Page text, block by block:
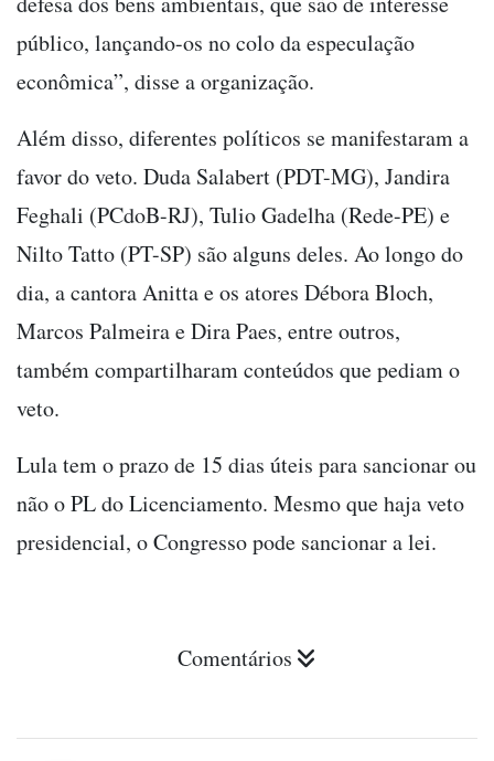
público, lançando-os no colo da especulação
econômica”, disse a organização.
Além disso, diferentes políticos se manifestaram a
favor do veto. Duda Salabert (PDT-MG), Jandira
Feghali (PCdoB-RJ), Tulio Gadelha (Rede-PE) e
Nilto Tatto (PT-SP) são alguns deles. Ao longo do
dia, a cantora Anitta e os atores Débora Bloch,
Marcos Palmeira e Dira Paes, entre outros,
também compartilharam conteúdos que pediam o
veto.
Lula tem o prazo de 15 dias úteis para sancionar ou
não o PL do Licenciamento. Mesmo que haja veto
presidencial, o Congresso pode sancionar a lei.
Comentários